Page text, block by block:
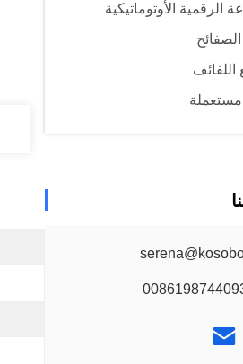
الرقمية الأوتوماتيكية
الصفائح
مستعملة